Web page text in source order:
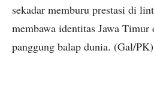
sekadar memburu prestasi di
membawa identitas Jawa Timur
panggung balap dunia. (Gal/PK)